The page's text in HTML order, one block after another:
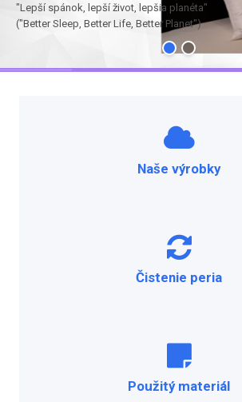
"Lepší spánok, lepší život, lepšia planéta"
("Better Sleep, Better Life, Better Planet")
Naše výrobky
Čistenie peria
Použitý materiál